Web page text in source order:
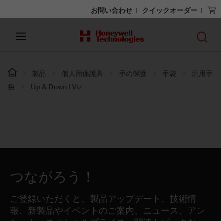
お問い合わせ クイックオーダー
製品 個人用保護具 手の保護 手袋
汎用手
袋
Up & Down I Viz
つながろう！
ご登録いただくと、製品アップデート、技術情
報、新製品やイベントのご案内、ニュース、アン